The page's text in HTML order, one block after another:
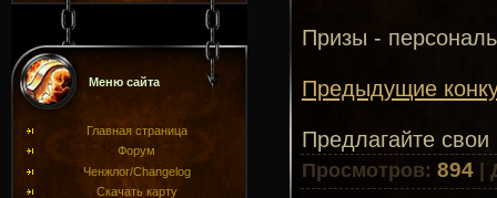
Меню сайта
Главная страница
Форум
Ченжлог/Changelog
Скачать карту
Призы -
Предыдущие
Предлагайте
Просмотров: 894